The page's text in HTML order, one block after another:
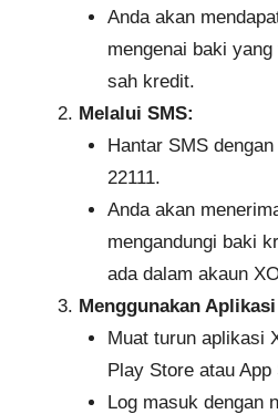
Anda akan
mengenai baki
sah kredit.
Melalui SMS:
Hantar SMS
22111.
Anda akan
mengandungi baki
ada dalam akaun
Menggunakan Aplikasi
Muat turun aplikasi
Play Store atau App
Log masuk dengan